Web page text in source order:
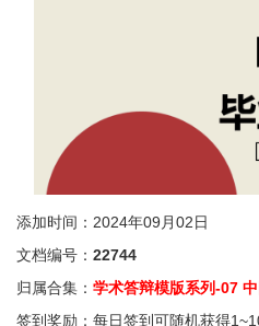
添加时间：2024年09月02日
文档编号： 22744
归属合集： 学术答辩模版系列-07
签到奖励：每日签到可随机获得